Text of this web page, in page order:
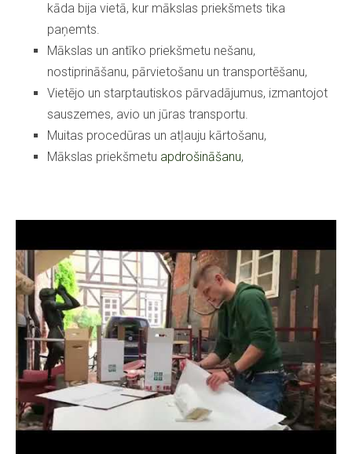
kāda bija vietā, kur mākslas priekšmets tika
paņemts.
Mākslas un antīko priekšmetu nešanu,
nostiprināšanu, pārvietošanu un transportēšanu,
Vietējo un starptautiskos pārvadājumus, izmantojot
sauszemes, avio un jūras transportu.
Muitas procedūras un atļauju kārtošanu,
Mākslas priekšmetu apdrošināšanu,